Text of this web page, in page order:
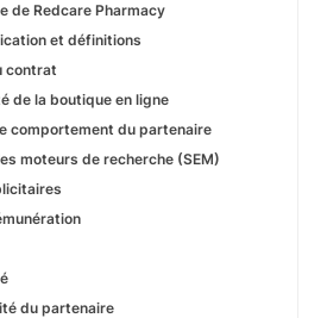
de Redcare Pharmacy
et définitions
contrat
de la boutique en ligne
comportement du partenaire
moteurs de recherche (SEM)
du partenaire